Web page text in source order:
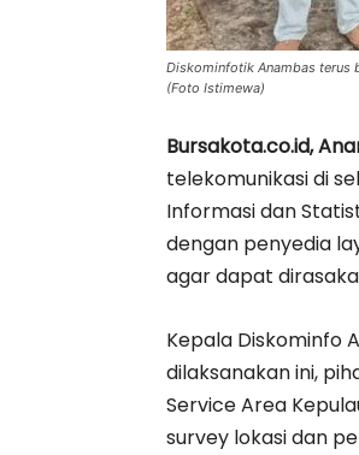
Diskominfotik Anambas terus
(Foto Istimewa)
Bursakota.co.id,
telekomunikasi di
Informasi dan
dengan penyedia
agar dapat
Kepala Diskominfo
dilaksanakan ini,
Service Area
survey lokasi dan